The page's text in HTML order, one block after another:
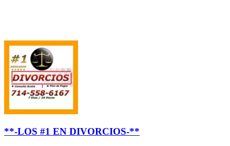
**-LOS #1 EN DIVORCIOS-**